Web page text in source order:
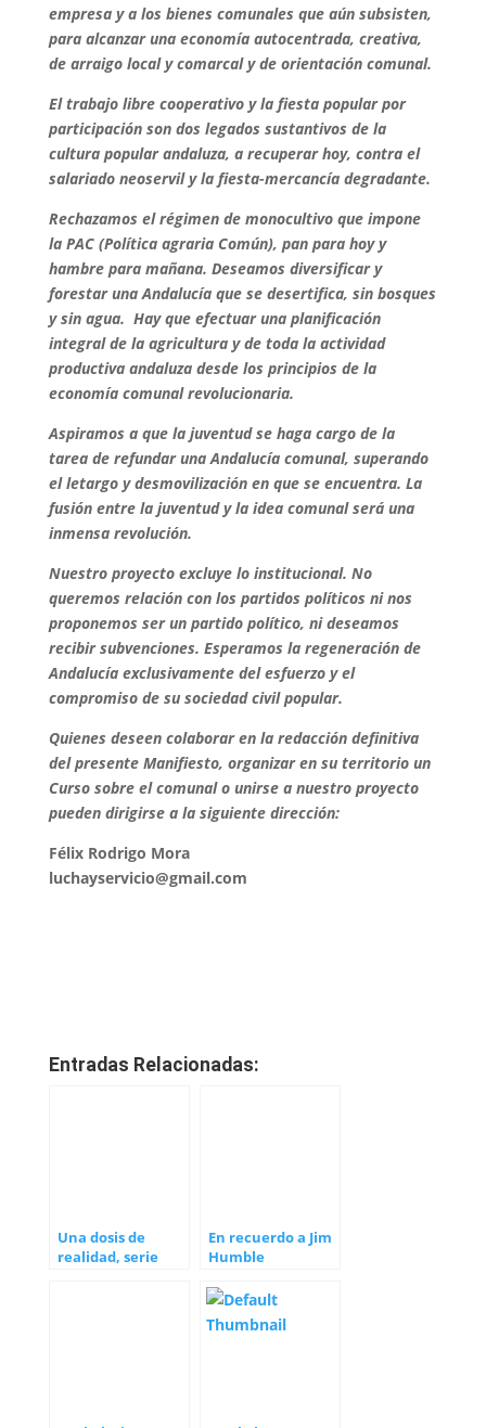
empresa y a los bienes comunales que aún subsisten,
para alcanzar una economía autocentrada, creativa,
de arraigo local y comarcal y de orientación comunal.
El trabajo libre cooperativo y la fiesta popular por
participación son dos legados sustantivos de la
cultura popular andaluza, a recuperar hoy, contra el
salariado neoservil y la fiesta-mercancía degradante.
Rechazamos el régimen de monocultivo que impone
la PAC (Política agraria Común), pan para hoy y
hambre para mañana. Deseamos diversificar y
forestar una Andalucía que se desertifica, sin bosques
y sin agua. Hay que efectuar una planificación
integral de la agricultura y de toda la actividad
productiva andaluza desde los principios de la
economía comunal revolucionaria.
Aspiramos a que la juventud se haga cargo de la
tarea de refundar una Andalucía comunal, superando
el letargo y desmovilización en que se encuentra. La
fusión entre la juventud y la idea comunal será una
inmensa revolución.
Nuestro proyecto excluye lo institucional. No
queremos relación con los partidos políticos ni nos
proponemos ser un partido político, ni deseamos
recibir subvenciones. Esperamos la regeneración de
Andalucía exclusivamente del esfuerzo y el
compromiso de su sociedad civil popular.
Quienes deseen colaborar en la redacción definitiva
del presente Manifiesto, organizar en su territorio un
Curso sobre el comunal o unirse a nuestro proyecto
pueden dirigirse a la siguiente dirección:
Félix Rodrigo Mora
luchayservicio@gmail.com
Entradas Relacionadas:
Una dosis de
realidad, serie
En recuerdo a Jim
Humble